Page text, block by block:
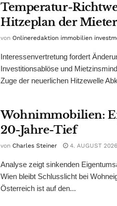
Temperatur-
Hitzeplan der
von Onlineredaktion immobilien
Interessenvertretung fordert
Investitionsablöse und
Zuge der neuerlichen Hitzewelle
Wohnimmobilien:
20-Jahre-Tief
von Charles Steiner 4. AUGUST 2026
Analyse zeigt sinkenden
Wien bleibt Schlusslicht bei
Österreich ist auf den...